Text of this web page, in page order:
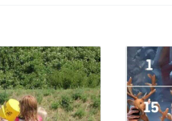
til sommerferie iSkab